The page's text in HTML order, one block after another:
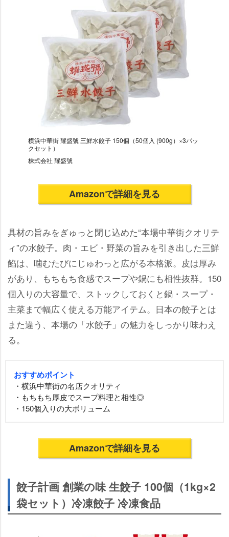
横浜中華街 耀盛號 三鮮水餃子 150個（50個入 (900g）×3パッ
クセット）
株式会社 耀盛號
Amazonで詳細を見る
具材の旨みをぎゅっと閉じ込めた“本場中華街クオリテ
ィ”の水餃子。肉・エビ・野菜の旨みを引き出した三鮮
餡は、噛むたびにじゅわっと広がる本格派。皮は厚み
があり、もちもち食感でスープや鍋にも相性抜群。150
個入りの大容量で、ストックしておくと鍋・スープ・
主菜まで幅広く使える万能アイテム。日本の餃子とは
また違う、本場の「水餃子」の魅力をしっかり味わえ
る。
おすすめポイント
・横浜中華街の名店クオリティ
・もちもち厚皮でスープ料理と相性◎
・150個入りの大ボリューム
Amazonで詳細を見る
餃子計画 創業の味 生餃子 100個（1kg×2
袋セット）冷凍餃子 冷凍食品